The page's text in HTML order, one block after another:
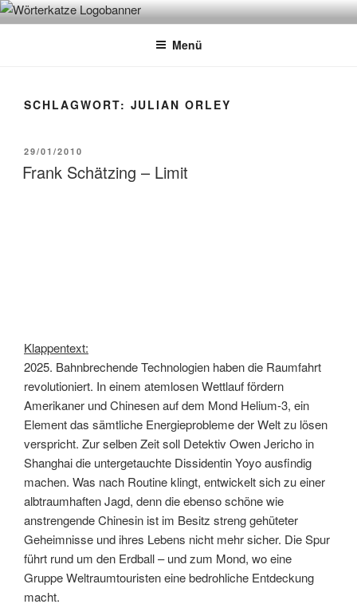
Zum
InhaltWÖRTERKATZE
Von Büchern erzählen
Menü
SCHLAGWORT: JULIAN ORLEY
VERÖFFENTLICHT
AM
29/01/2010
Frank Schätzing – Limit
Klappentext:
2025. Bahnbrechende Technologien haben die Raumfahrt
revolutioniert. In einem atemlosen Wettlauf fördern
Amerikaner und Chinesen auf dem Mond Helium-3, ein
Element das sämtliche Energieprobleme der Welt zu lösen
verspricht. Zur selben Zeit soll Detektiv Owen Jericho in
Shanghai die untergetauchte Dissidentin Yoyo ausfindig
machen. Was nach Routine klingt, entwickelt sich zu einer
albtraumhaften Jagd, denn die ebenso schöne wie
anstrengende Chinesin ist im Besitz streng gehüteter
Geheimnisse und ihres Lebens nicht mehr sicher. Die Spur
führt rund um den Erdball – und zum Mond, wo eine
Gruppe Weltraumtouristen eine bedrohliche Entdeckung
macht.